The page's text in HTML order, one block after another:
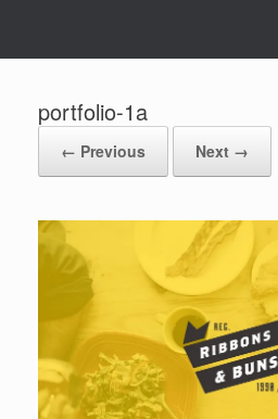
portfolio-1a
← Previous Next →